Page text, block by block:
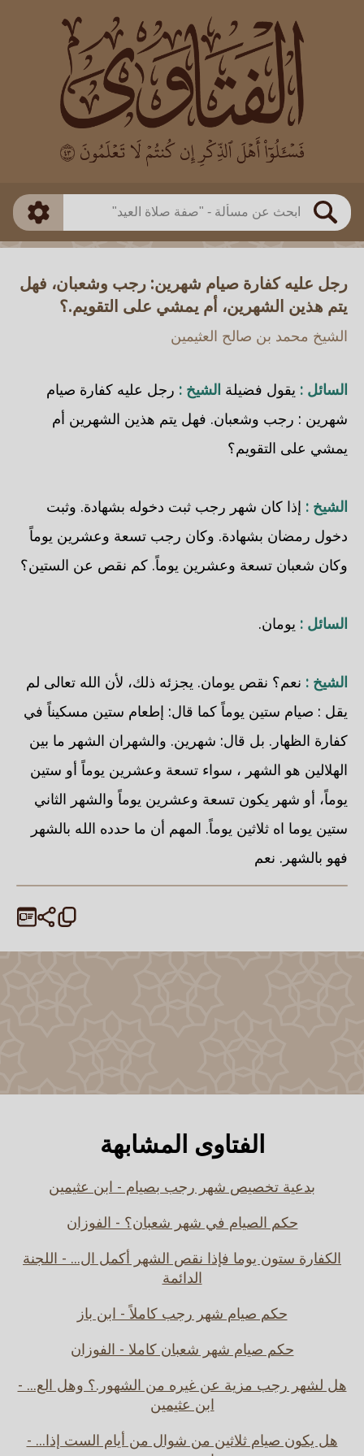
بحث
العالم
بن باز
بن العثيمين
اللجنة الدائمة
طريقة البحث
ذكي
رجل عليه كفارة صيام شهرين: رجب وشعبان، فهل
يتم هذين الشهرين، أم يمشي على التقويم.؟
الشيخ محمد بن صالح العثيمين
السائل : يقول فضيلة الشيخ : رجل عليه كفارة صيام
شهرين : رجب وشعبان. فهل يتم هذين الشهرين أم
يمشي على التقويم؟
الشيخ : إذا كان شهر رجب ثبت دخوله بشهادة. وثبت
دخول رمضان بشهادة. وكان رجب تسعة وعشرين يوماً
وكان شعبان تسعة وعشرين يوماً. كم نقص عن الستين؟
السائل : يومان.
الشيخ : نعم؟ نقص يومان. يجزئه ذلك، لأن الله تعالى لم
يقل : صيام ستين يوماً كما قال: إطعام ستين مسكيناً في
كفارة الظهار. بل قال: شهرين. والشهران الشهر ما بين
الهلالين هو الشهر ، سواء تسعة وعشرين يوماً أو ستين
يوماً، أو شهر يكون تسعة وعشرين يوماً والشهر الثاني
ستين يوما اه ثلاثين يوماً. المهم أن ما حدده الله بالشهر
فهو بالشهر. نعم
الفتاوى المشابهة
بدعية تخصيص شهر رجب بصيام - ابن عثيمين
حكم الصيام في شهر شعبان؟ - الفوزان
الكفارة ستون يوما فإذا نقص الشهر أكمل ال... - اللجنة
الدائمة
حكم صيام شهر رجب كاملاً - ابن باز
حكم صيام شهر شعبان كاملا - الفوزان
هل لشهر رجب مزية عن غيره من الشهور.؟ وهل الع... -
ابن عثيمين
هل يكون صيام ثلاثين من شوال من أيام الست إذا... -